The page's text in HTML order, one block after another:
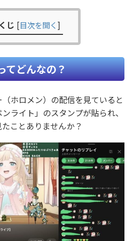
じ [目次を開く]
てどんなの？
ホロメン）の配信を見ていると
ライト」のスタンプが貼られ、
ことありませんか？